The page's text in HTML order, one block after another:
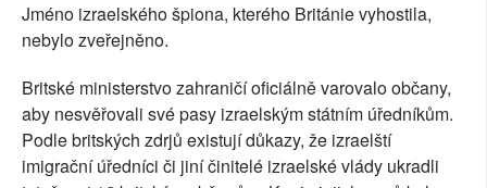
Jméno izraelského špiona, kterého Británie vyhostila,
nebylo zveřejněno.
Britské ministerstvo zahraničí oficiálně varovalo občany,
aby nesvěřovali své pasy izraelským státním úředníkům.
Podle britských zdrjů existují důkazy, že izraelští
imigrační úředníci či jiní činitelé izraelské vlády ukradli